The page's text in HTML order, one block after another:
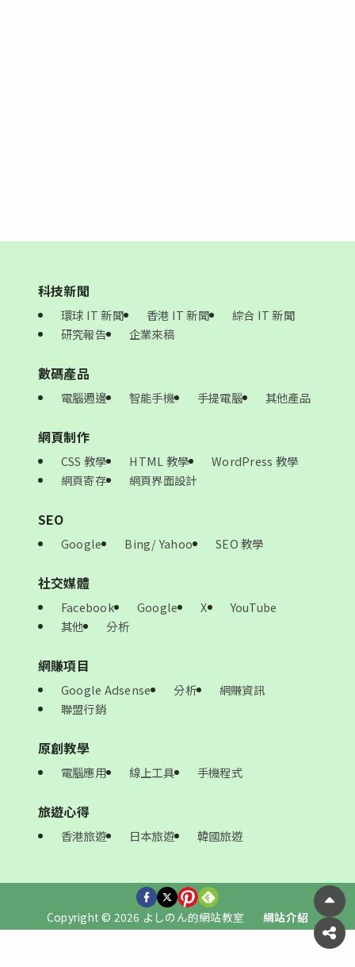
科技新聞
環球 IT 新聞 香港 IT 新聞
綜合 IT 新聞
研究報告
企業來稿
數碼產品
電腦週邊 智能手機 手提電腦 其他產品
網頁制作
CSS 教學 HTML 教學
WordPress 教學
網頁寄存
網頁界面設計
SEO
Google Bing/ Yahoo SEO 教學
社交媒體
Facebook Google X
YouTube
其他
分析
網賺項目
Google Adsense 分析
網賺資訊
聯盟行銷
原創教學
電腦應用 線上工具 手機程式
旅遊心得
香港旅遊 日本旅遊 韓國旅遊
Copyright © 2026 よしのん的網站教室 網站介紹